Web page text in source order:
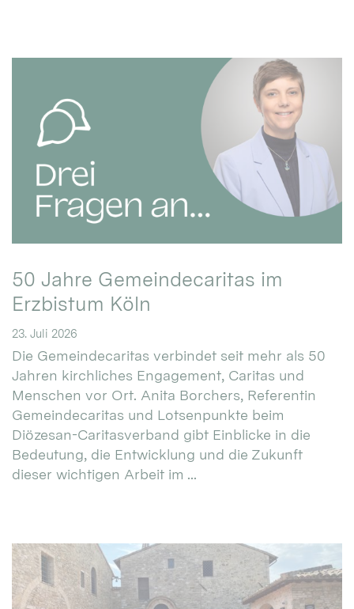
50 Jahre Gemeindecaritas im
Erzbistum Köln
23. Juli 2026
Die Gemeindecaritas verbindet seit mehr als 50
Jahren kirchliches Engagement, Caritas und
Menschen vor Ort. Anita Borchers, Referentin
Gemeindecaritas und Lotsenpunkte beim
Diözesan-Caritasverband gibt Einblicke in die
Bedeutung, die Entwicklung und die Zukunft
dieser wichtigen Arbeit im ...